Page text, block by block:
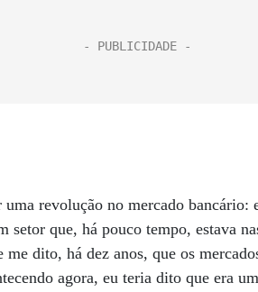
uma revolução no mercado
setor que, há pouco tempo, estava
me dito, há dez anos, que os
agora, eu teria dito que era